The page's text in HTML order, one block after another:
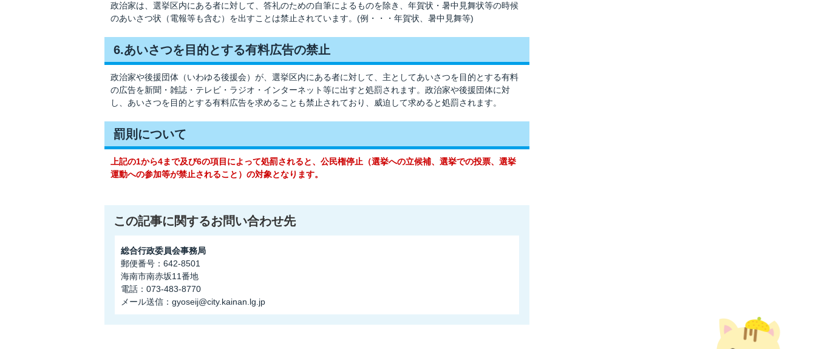
政治家は、選挙区内にある者に対して、答礼のための自筆によるものを除き、年賀状・暑中見舞状等の時候
のあいさつ状（電報等も含む）を出すことは禁止されています。(例・・・年賀状、暑中見舞等)
6.あいさつを目的とする有料広告の禁止
政治家や後援団体（いわゆる後援会）が、選挙区内にある者に対して、主としてあいさつを目的とする有料
の広告を新聞・雑誌・テレビ・ラジオ・インターネット等に出すと処罰されます。政治家や後援団体に対
し、あいさつを目的とする有料広告を求めることも禁止されており、威迫して求めると処罰されます。
罰則について
上記の1から4まで及び6の項目によって処罰されると、公民権停止（選挙への立候補、選挙での投票、選挙
運動への参加等が禁止されること）の対象となります。
この記事に関するお問い合わせ先
総合行政委員会事務局
郵便番号：642-8501
海南市南赤坂11番地
電話：073-483-8770
メール送信：gyoseij@city.kainan.lg.jp